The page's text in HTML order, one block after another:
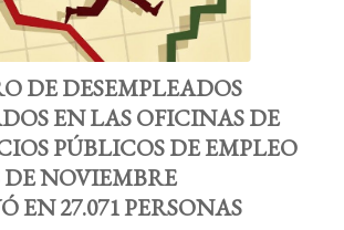
DE DESEMPLEADOS
EN LAS OFICINAS DE
PÚBLICOS DE EMPLEO
DE NOVIEMBRE
EN 27.071 PERSONAS